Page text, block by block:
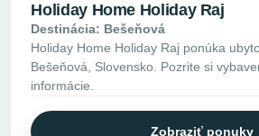
Holiday Home Holiday Raj
Destinácia: Bešeňová
Holiday Home Holiday Raj ponúka
Bešeňová, Slovensko. Pozrite si
informácie.
Zobraziť ponuky